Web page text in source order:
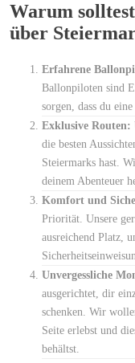
Warum
über
Erfahrene
Ballonpiloten sind
sorgen, dass du
Exklusive Routen:
die besten
Steiermarks hast.
deinem Abenteuer
Komfort und
Priorität. Unsere
ausreichend Platz,
Unvergessliche
ausgerichtet, dir
schenken. Wir
Seite erlebst und
behältst.